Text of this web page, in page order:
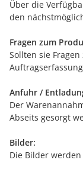
Über die
den
Fragen zum
Sollten sie
Anfuhr /
Der
Abseits gesorgt
Bilder:
Die Bilder